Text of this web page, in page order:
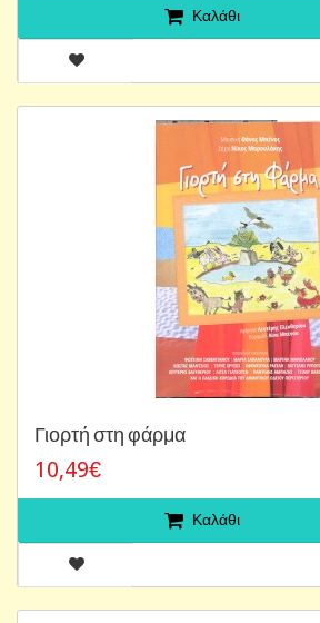
Καλάθι
Γιορτή στη φάρμα
10,49€
Καλάθι